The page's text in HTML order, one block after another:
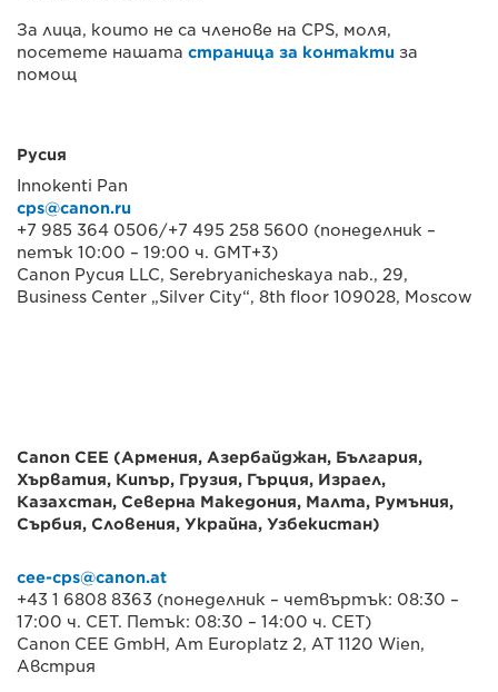
За лица, които не са членове на CPS, моля,
посетете нашата страница за контакти за
помощ
Русия
Innokenti Pan
cps@canon.ru
+7 985 364 0506/+7 495 258 5600 (понеделник –
петък 10:00 – 19:00 ч. GMT+3)
Canon Русия LLC, Serebryanicheskaya nab., 29,
Business Center „Silver City“, 8th floor 109028, Moscow
Canon CEE (Армения, Азербайджан, България,
Хърватия, Кипър, Грузия, Гърция, Израел,
Казахстан, Северна Македония, Малта, Румъния,
Сърбия, Словения, Украйна, Узбекистан)
cee-cps@canon.at
+43 1 6808 8363 (понеделник – четвъртък: 08:30 –
17:00 ч. CET. Петък: 08:30 – 14:00 ч. CET)
Canon CEE GmbH, Am Europlatz 2, AT 1120 Wien,
Австрия